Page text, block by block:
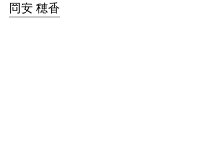
岡安 穂香